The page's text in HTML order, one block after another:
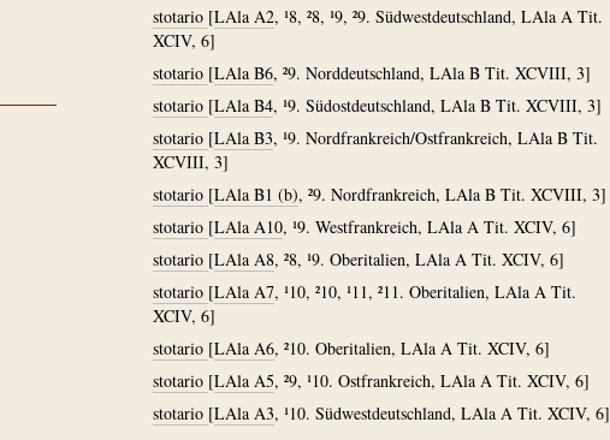
stotario [LAla A2, ¹8, ²8, ¹9, ²9. Südwestdeutschland, LAla A Tit.
XCIV, 6]
stotario [LAla B6, ²9. Norddeutschland, LAla B Tit. XCVIII, 3]
stotario [LAla B4, ¹9. Südostdeutschland, LAla B Tit. XCVIII, 3]
stotario [LAla B3, ¹9. Nordfrankreich/Ostfrankreich, LAla B Tit.
XCVIII, 3]
stotario [LAla B1 (b), ²9. Nordfrankreich, LAla B Tit. XCVIII, 3]
stotario [LAla A10, ¹9. Westfrankreich, LAla A Tit. XCIV, 6]
stotario [LAla A8, ²8, ¹9. Oberitalien, LAla A Tit. XCIV, 6]
stotario [LAla A7, ¹10, ²10, ¹11, ²11. Oberitalien, LAla A Tit.
XCIV, 6]
stotario [LAla A6, ²10. Oberitalien, LAla A Tit. XCIV, 6]
stotario [LAla A5, ²9, ¹10. Ostfrankreich, LAla A Tit. XCIV, 6]
stotario [LAla A3, ¹10. Südwestdeutschland, LAla A Tit. XCIV, 6]